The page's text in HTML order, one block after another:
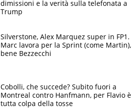
dimissioni e la verità sulla telefonata a
Trump
Silverstone, Alex Marquez super in FP1.
Marc lavora per la Sprint (come Martin),
bene Bezzecchi
Cobolli, che succede? Subito fuori a
Montreal contro Hanfmann, per Flavio è
tutta colpa della tosse